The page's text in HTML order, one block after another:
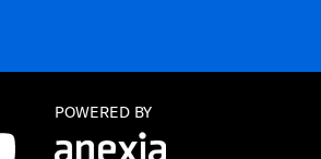
YouTube
POWERED BY